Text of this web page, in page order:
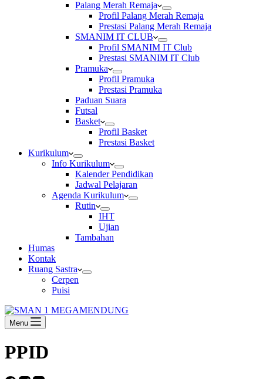
Palang Merah Remaja
Profil Palang Merah Remaja
Prestasi Palang Merah Remaja
SMANIM IT CLUB
Profil SMANIM IT Club
Prestasi SMANIM IT Club
Pramuka
Profil Pramuka
Prestasi Pramuka
Paduan Suara
Futsal
Basket
Profil Basket
Prestasi Basket
Kurikulum
Info Kurikulum
Kalender Pendidikan
Jadwal Pelajaran
Agenda Kurikulum
Rutin
IHT
Ujian
Tambahan
Humas
Kontak
Ruang Sastra
Cerpen
Puisi
Menu
PPID